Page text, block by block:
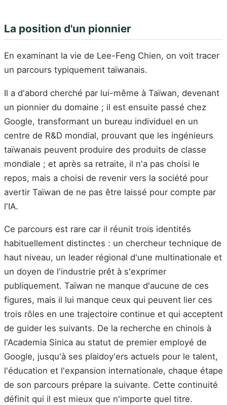
La position d'un pionnier
En examinant la vie de Lee-Feng Chien, on voit tracer
un parcours typiquement taïwanais.
Il a d'abord cherché par lui-même à Taïwan, devenant
un pionnier du domaine ; il est ensuite passé chez
Google, transformant un bureau individuel en un
centre de R&D mondial, prouvant que les ingénieurs
taïwanais peuvent produire des produits de classe
mondiale ; et après sa retraite, il n'a pas choisi le
repos, mais a choisi de revenir vers la société pour
avertir Taïwan de ne pas être laissé pour compte par
l'IA.
Ce parcours est rare car il réunit trois identités
habituellement distinctes : un chercheur technique de
haut niveau, un leader régional d'une multinationale et
un doyen de l'industrie prêt à s'exprimer
publiquement. Taïwan ne manque d'aucune de ces
figures, mais il lui manque ceux qui peuvent lier ces
trois rôles en une trajectoire continue et qui acceptent
de guider les suivants. De la recherche en chinois à
l'Academia Sinica au statut de premier employé de
Google, jusqu'à ses plaidoy'ers actuels pour le talent,
l'éducation et l'expansion internationale, chaque étape
de son parcours prépare la suivante. Cette continuité
définit qui il est mieux que n'importe quel titre.